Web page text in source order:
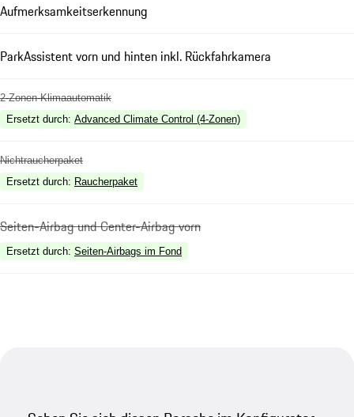
Aufmerksamkeitserkennung
ParkAssistent vorn und hinten inkl. Rückfahrkamera
2-Zonen-Klimaautomatik
Ersetzt durch: Advanced Climate Control (4-Zonen)
Nichtraucherpaket
Ersetzt durch: Raucherpaket
Seiten-Airbag und Center-Airbag vorn
Ersetzt durch: Seiten-Airbags im Fond